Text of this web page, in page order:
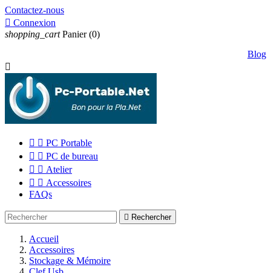
Contactez-nous
 Connexion
shopping_cart Panier (0)
Blog

  PC Portable
  PC de bureau
  Atelier
  Accessoires
FAQs
 Rechercher
Accueil
Accessoires
Stockage & Mémoire